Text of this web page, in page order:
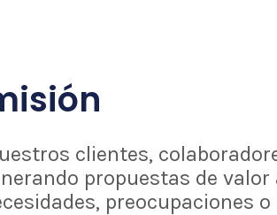
clientes,
propuestas de valor
preocupaciones o